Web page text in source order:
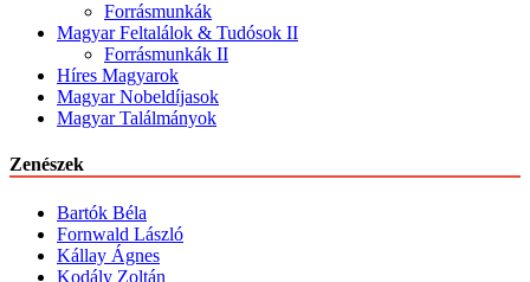
Forrásmunkák
Magyar Feltalálok & Tudósok II
Forrásmunkák II
Híres Magyarok
Magyar Nobeldíjasok
Magyar Találmányok
Zenészek
Bartók Béla
Fornwald László
Kállay Ágnes
Kodály Zoltán